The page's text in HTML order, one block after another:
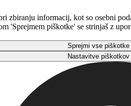
zbiranju informacij, kot so osebni
'Sprejmem piškotke' se strinjaš z
Sprejmi vse piškotke
Nastavitve piškotkov